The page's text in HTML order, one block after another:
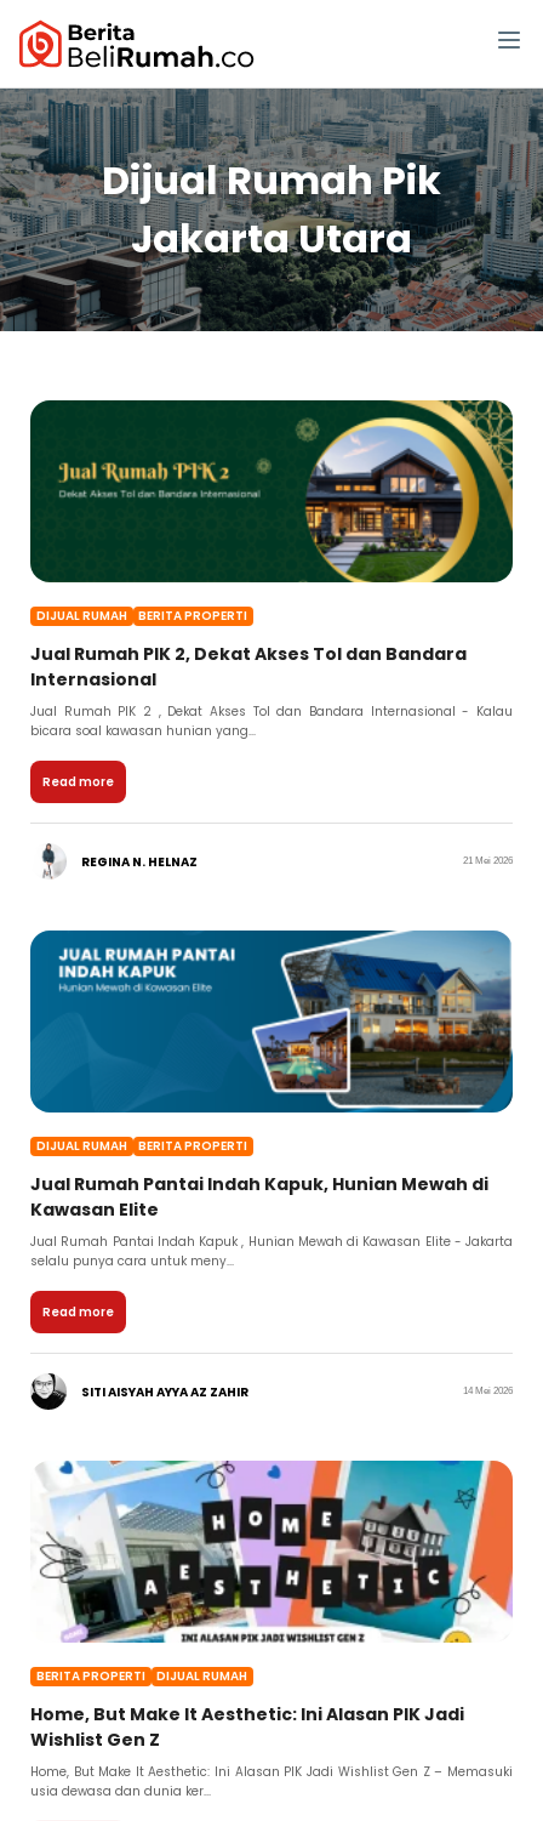
Dijual Rumah Pik
Jakarta Utara
DIJUAL RUMAH BERITA PROPERTI
Jual Rumah PIK 2, Dekat Akses Tol dan Bandara
Internasional
Jual Rumah PIK 2 , Dekat Akses Tol dan Bandara Internasional - Kalau
bicara soal kawasan hunian yang...
Read more
REGINA N. HELNAZ 21 Mei 2026
DIJUAL RUMAH BERITA PROPERTI
Jual Rumah Pantai Indah Kapuk, Hunian Mewah di
Kawasan Elite
Jual Rumah Pantai Indah Kapuk , Hunian Mewah di Kawasan Elite - Jakarta
selalu punya cara untuk meny...
Read more
SITI AISYAH AYYA AZ ZAHIR 14 Mei 2026
BERITA PROPERTI DIJUAL RUMAH
Home, But Make It Aesthetic: Ini Alasan PIK Jadi
Wishlist Gen Z
Home, But Make It Aesthetic: Ini Alasan PIK Jadi Wishlist Gen Z – Memasuki
usia dewasa dan dunia ker...